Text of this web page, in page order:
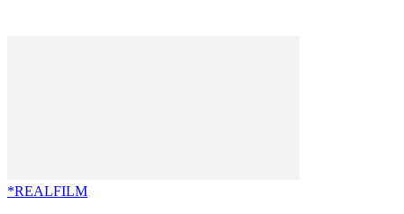
*REALFILM